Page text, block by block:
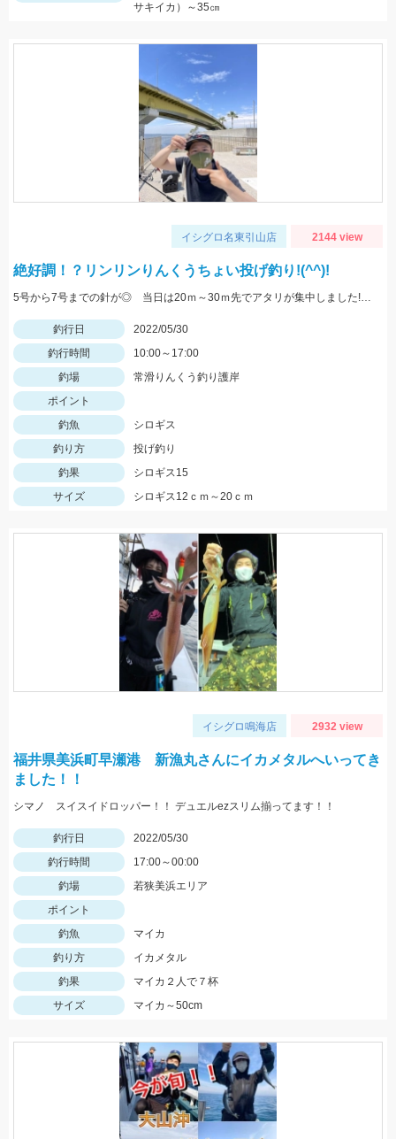
サキイカ）～35㎝
イシグロ名東引山店 2144 view
絶好調！？リンリンりんくうちょい投げ釣り!(^^)!
5号から7号までの針が◎ 当日は20ｍ～30ｍ先でアタリが集中しました!! 浜翔!!!感度ヨシ！！軽さ抜群！！
釣行日
2022/05/30
釣行時間
10:00～17:00
釣場
常滑りんくう釣り護岸
ポイント
釣魚
シロギス
釣り方
投げ釣り
釣果
シロギス15
サイズ
シロギス12ｃｍ～20ｃｍ
イシグロ鳴海店 2932 view
福井県美浜町早瀬港 新漁丸さんにイカメタルへいってき
ました！！
シマノ スイスイドロッパー！！ デュエルezスリム揃ってます！！
釣行日
2022/05/30
釣行時間
17:00～00:00
釣場
若狭美浜エリア
ポイント
釣魚
マイカ
釣り方
イカメタル
釣果
マイカ２人で７杯
サイズ
マイカ～50cm